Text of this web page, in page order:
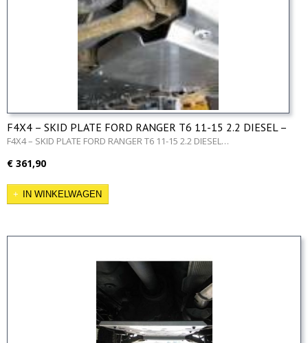
F4X4 – SKID PLATE FORD RANGER T6 11-15 2.2 DIESEL –
Engine
F4X4 – SKID PLATE FORD RANGER T6 11-15 2.2 DIESEL…
€ 361,90
IN WINKELWAGEN